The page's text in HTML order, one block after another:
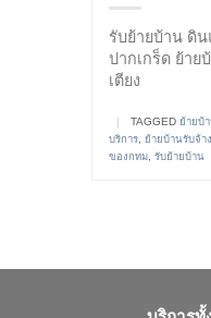
รับย้ายบ้าน ดิน
ปากเกร็ด ย้าย
เตียง
| TAGGED ย้ายบ้
บริการ
ย้ายบ้านรับจ้าง
ของกทม ,รับย้ายบ้าน